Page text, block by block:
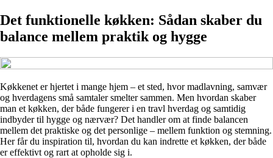
Det funktionelle køkken: Sådan skaber du
balance mellem praktik og hygge
Køkkenet er hjertet i mange hjem – et sted, hvor madlavning, samvær
og hverdagens små samtaler smelter sammen. Men hvordan skaber
man et køkken, der både fungerer i en travl hverdag og samtidig
indbyder til hygge og nærvær? Det handler om at finde balancen
mellem det praktiske og det personlige – mellem funktion og stemning.
Her får du inspiration til, hvordan du kan indrette et køkken, der både
er effektivt og rart at opholde sig i.